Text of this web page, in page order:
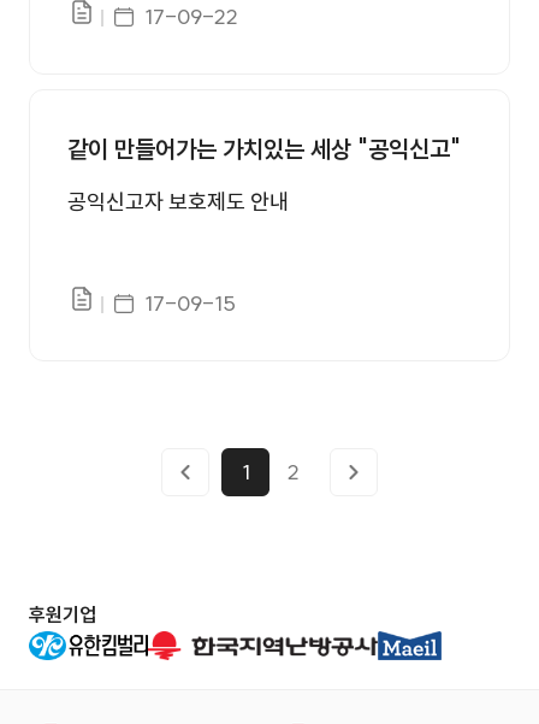
파일있음게시일자
17-09-22
같이 만들어가는 가치있는 세상 "공익신고"
공익신고자 보호제도 안내
파일있음게시일자
17-09-15
1 2
후원기업